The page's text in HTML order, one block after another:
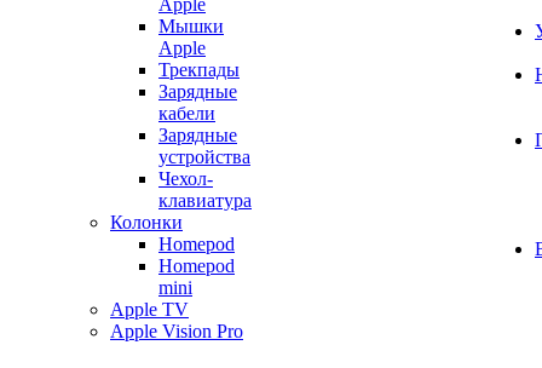
Apple
Мышки
Apple
Трекпады
Зарядные
кабели
Зарядные
устройства
Чехол-
клавиатура
Колонки
Homepod
Homepod
mini
Apple TV
Apple Vision Pro